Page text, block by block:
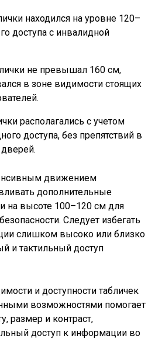
находился на уровне 120–
доступа с инвалидной
не превышал 160 см,
в зоне видимости стоящих
располагались с учетом
доступа, без препятствий в
движением
дополнительные
на высоте 100–120 см для
Следует избегать
слишком высоко или близко
и тактильный доступ
и доступности табличек
возможностями помогает
размер и контраст,
доступ к информации во